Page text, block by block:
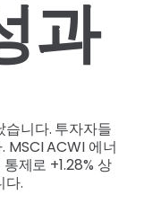
과
니다. 투자자들
MSCI ACWI 에너
제로 +1.28% 상
다.